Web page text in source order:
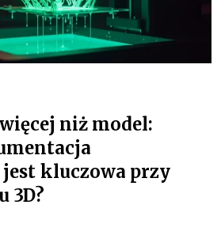
niż model:
kluczowa przy
3D?